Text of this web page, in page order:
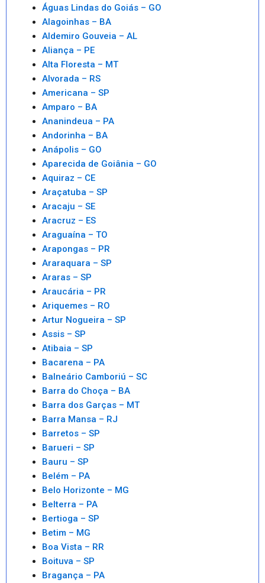
Águas Lindas do Goiás – GO
Alagoinhas – BA
Aldemiro Gouveia – AL
Aliança – PE
Alta Floresta – MT
Alvorada – RS
Americana – SP
Amparo – BA
Ananindeua – PA
Andorinha – BA
Anápolis – GO
Aparecida de Goiânia – GO
Aquiraz – CE
Araçatuba – SP
Aracaju – SE
Aracruz – ES
Araguaína – TO
Arapongas – PR
Araraquara – SP
Araras – SP
Araucária – PR
Ariquemes – RO
Artur Nogueira – SP
Assis – SP
Atibaia – SP
Bacarena – PA
Balneário Camboriú – SC
Barra do Choça – BA
Barra dos Garças – MT
Barra Mansa – RJ
Barretos – SP
Barueri – SP
Bauru – SP
Belém – PA
Belo Horizonte – MG
Belterra – PA
Bertioga – SP
Betim – MG
Boa Vista – RR
Boituva – SP
Bragança – PA